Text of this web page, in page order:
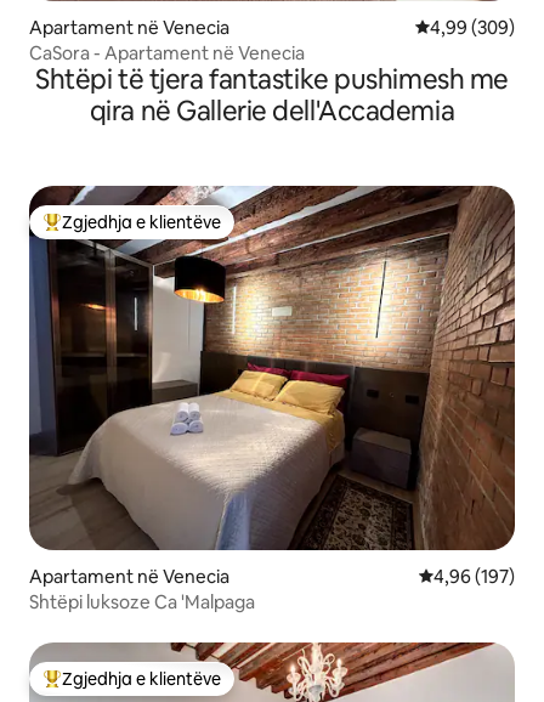
Apartament në Venecia Vlerësimi
4,99 (309)
CaSora - Apartament në Venecia
Shtëpi të tjera fantastike pushimesh me
qira në Gallerie dell'Accademia
Më të mirat e zgjedhjeve të klientëve
Zgjedhja e klientëve
Apartament në Venecia Vlerësimi
4,96 (197)
Shtëpi luksoze Ca 'Malpaga
Më të mirat e zgjedhjeve të klientëve
Zgjedhja e klientëve